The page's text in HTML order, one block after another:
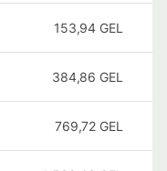
153,94 GEL
384,86 GEL
769,72 GEL